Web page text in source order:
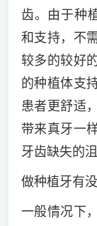
齿。由于种
和支持，不
较多的较好
的种植体支
患者更舒适
带来真牙一
牙齿缺失的
做种植牙有
一般情况下